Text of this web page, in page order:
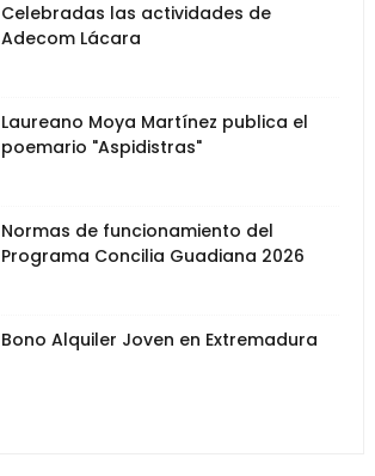
Celebradas las actividades de
Adecom Lácara
Laureano Moya Martínez publica el
poemario "Aspidistras"
Normas de funcionamiento del
Programa Concilia Guadiana 2026
Bono Alquiler Joven en Extremadura